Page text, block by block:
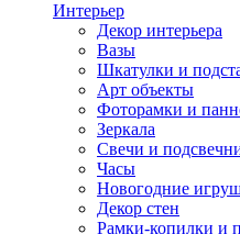
Интерьер
Декор интерьера
Вазы
Шкатулки и
Арт объекты
Фоторамки и
Зеркала
Свечи и
Часы
Новогодние
Декор стен
Рамки-копилки и